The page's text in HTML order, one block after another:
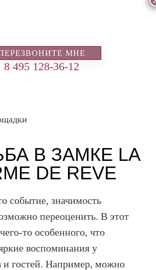
МНЕ
8 495 128-36-12
В ЗАМКЕ LA
DE REVE
событие, значимость
переоценить. В этот
то особенного, что
воспоминания у
и гостей. Например, можно